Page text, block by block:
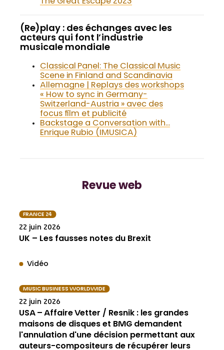
(Re)play : des échanges avec les
acteurs qui font l’industrie
musicale mondiale
Classical Panel: The Classical Music
Scene in Finland and Scandinavia
Allemagne | Replays des workshops
« How to sync in Germany-
Switzerland-Austria » avec des
focus film et publicité
Backstage a Conversation with…
Enrique Rubio (IMUSICA)
Revue web
FRANCE 24
22 juin 2026
UK – Les fausses notes du Brexit
Vidéo
MUSIC BUSINESS WORLDWIDE
22 juin 2026
USA – Affaire Vetter / Resnik : les grandes
maisons de disques et BMG demandent
l'annulation d'une décision permettant aux
auteurs-compositeurs de récupérer leurs